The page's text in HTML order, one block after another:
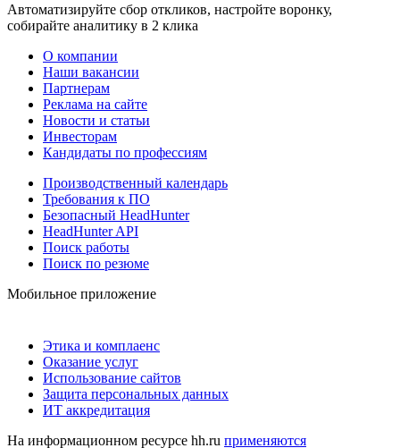
Автоматизируйте сбор откликов, настройте воронку,
собирайте аналитику в 2 клика
О компании
Наши вакансии
Партнерам
Реклама на сайте
Новости и статьи
Инвесторам
Кандидаты по профессиям
Производственный календарь
Требования к ПО
Безопасный HeadHunter
HeadHunter API
Поиск работы
Поиск по резюме
Мобильное приложение
Этика и комплаенс
Оказание услуг
Использование сайтов
Защита персональных данных
ИТ аккредитация
На информационном ресурсе hh.ru применяются